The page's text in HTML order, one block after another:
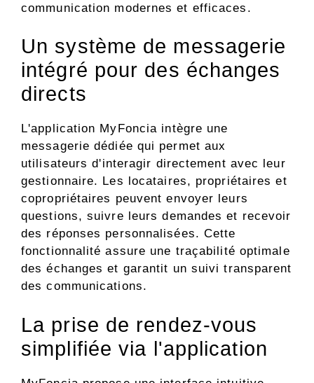
communication modernes et efficaces.
Un système de messagerie
intégré pour des échanges
directs
L'application MyFoncia intègre une
messagerie dédiée qui permet aux
utilisateurs d'interagir directement avec leur
gestionnaire. Les locataires, propriétaires et
copropriétaires peuvent envoyer leurs
questions, suivre leurs demandes et recevoir
des réponses personnalisées. Cette
fonctionnalité assure une traçabilité optimale
des échanges et garantit un suivi transparent
des communications.
La prise de rendez-vous
simplifiée via l'application